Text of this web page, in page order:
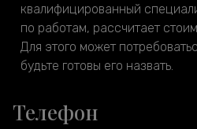
квалифицированный
по работам, рассчитает
Для этого может
будьте готовы его назвать.
Телефон